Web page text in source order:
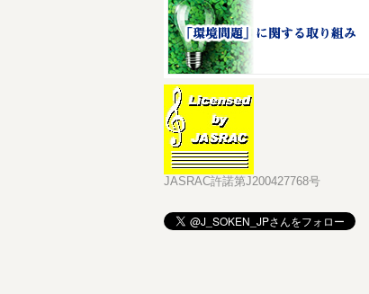
JASRAC許諾第J200427768号